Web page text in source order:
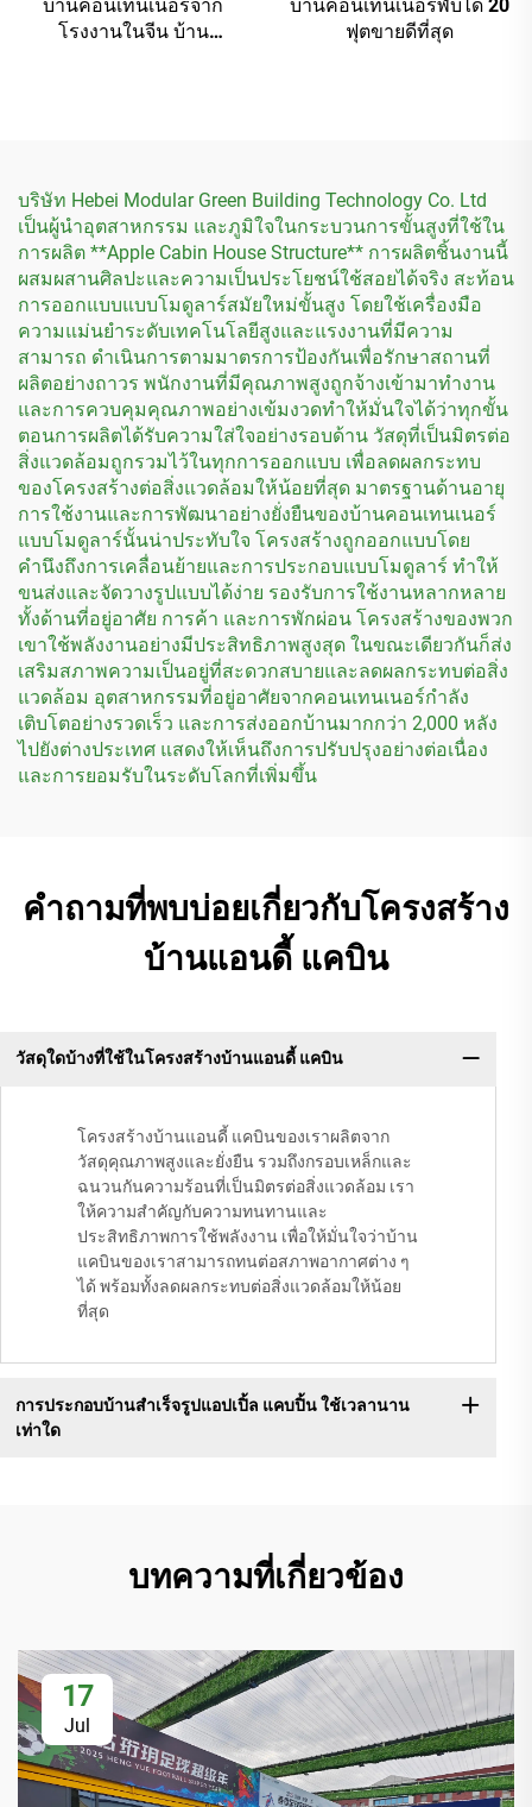
บ้านคอนเทนเนอร์จาก
โรงงานในจีน บ้าน
บ้านคอนเทนเนอร์พับได้ 20
ฟุตขายดีที่สุด
บริษัท Hebei Modular Green Building Technology Co. Ltd
เป็นผู้นำอุตสาหกรรม และภูมิใจในกระบวนการขั้นสูงที่ใช้ใน
การผลิต **Apple Cabin House Structure** การผลิตชิ้นงานนี้
ผสมผสานศิลปะและความเป็นประโยชน์ใช้สอยได้จริง สะท้อน
การออกแบบแบบโมดูลาร์สมัยใหม่ขั้นสูง โดยใช้เครื่องมือ
ความแม่นยำระดับเทคโนโลยีสูงและแรงงานที่มีความ
สามารถ ดำเนินการตามมาตรการป้องกันเพื่อรักษาสถานที่
ผลิตอย่างถาวร พนักงานที่มีคุณภาพสูงถูกจ้างเข้ามาทำงาน
และการควบคุมคุณภาพอย่างเข้มงวดทำให้มั่นใจได้ว่าทุกขั้น
ตอนการผลิตได้รับความใส่ใจอย่างรอบด้าน วัสดุที่เป็นมิตรต่อ
สิ่งแวดล้อมถูกรวมไว้ในทุกการออกแบบ เพื่อลดผลกระทบ
ของโครงสร้างต่อสิ่งแวดล้อมให้น้อยที่สุด มาตรฐานด้านอายุ
การใช้งานและการพัฒนาอย่างยั่งยืนของบ้านคอนเทนเนอร์
แบบโมดูลาร์นั้นน่าประทับใจ โครงสร้างถูกออกแบบโดย
คำนึงถึงการเคลื่อนย้ายและการประกอบแบบโมดูลาร์ ทำให้
ขนส่งและจัดวางรูปแบบได้ง่าย รองรับการใช้งานหลากหลาย
ทั้งด้านที่อยู่อาศัย การค้า และการพักผ่อน โครงสร้างของพวก
เขาใช้พลังงานอย่างมีประสิทธิภาพสูงสุด ในขณะเดียวกันก็ส่ง
เสริมสภาพความเป็นอยู่ที่สะดวกสบายและลดผลกระทบต่อสิ่ง
แวดล้อม อุตสาหกรรมที่อยู่อาศัยจากคอนเทนเนอร์กำลัง
เติบโตอย่างรวดเร็ว และการส่งออกบ้านมากกว่า 2,000 หลัง
ไปยังต่างประเทศ แสดงให้เห็นถึงการปรับปรุงอย่างต่อเนื่อง
และการยอมรับในระดับโลกที่เพิ่มขึ้น
คำถามที่พบบ่อยเกี่ยวกับโครงสร้าง
บ้านแอนดี้ แคบิน
วัสดุใดบ้างที่ใช้ในโครงสร้างบ้านแอนดี้ แคบิน
โครงสร้างบ้านแอนดี้ แคบินของเราผลิตจาก
วัสดุคุณภาพสูงและยั่งยืน รวมถึงกรอบเหล็กและ
ฉนวนกันความร้อนที่เป็นมิตรต่อสิ่งแวดล้อม เรา
ให้ความสำคัญกับความทนทานและ
ประสิทธิภาพการใช้พลังงาน เพื่อให้มั่นใจว่าบ้าน
แคบินของเราสามารถทนต่อสภาพอากาศต่าง ๆ
ได้ พร้อมทั้งลดผลกระทบต่อสิ่งแวดล้อมให้น้อย
ที่สุด
การประกอบบ้านสำเร็จรูปแอปเปิ้ล แคบปิ้น ใช้เวลานาน
เท่าใด
บทความที่เกี่ยวข้อง
17
Jul